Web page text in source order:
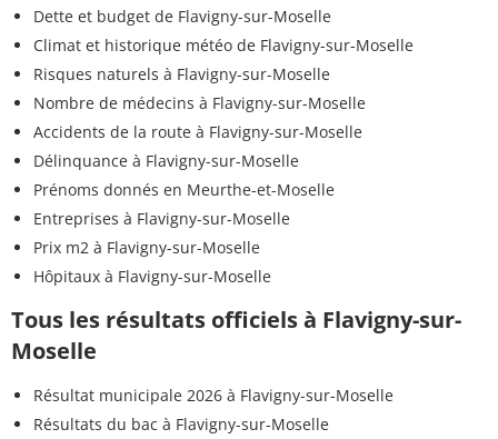
Dette et budget de Flavigny-sur-Moselle
Climat et historique météo de Flavigny-sur-Moselle
Risques naturels à Flavigny-sur-Moselle
Nombre de médecins à Flavigny-sur-Moselle
Accidents de la route à Flavigny-sur-Moselle
Délinquance à Flavigny-sur-Moselle
Prénoms donnés en Meurthe-et-Moselle
Entreprises à Flavigny-sur-Moselle
Prix m2 à Flavigny-sur-Moselle
Hôpitaux à Flavigny-sur-Moselle
Tous les résultats officiels à Flavigny-sur-
Moselle
Résultat municipale 2026 à Flavigny-sur-Moselle
Résultats du bac à Flavigny-sur-Moselle